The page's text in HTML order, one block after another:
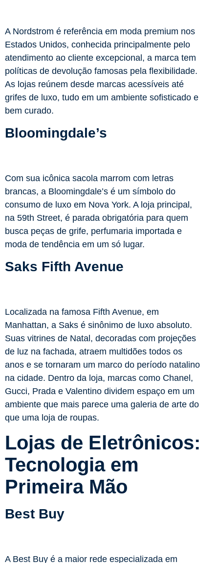
A Nordstrom é referência em moda premium nos
Estados Unidos, conhecida principalmente pelo
atendimento ao cliente excepcional, a marca tem
políticas de devolução famosas pela flexibilidade.
As lojas reúnem desde marcas acessíveis até
grifes de luxo, tudo em um ambiente sofisticado e
bem curado.
Bloomingdale’s
Com sua icônica sacola marrom com letras
brancas, a Bloomingdale’s é um símbolo do
consumo de luxo em Nova York. A loja principal,
na 59th Street, é parada obrigatória para quem
busca peças de grife, perfumaria importada e
moda de tendência em um só lugar.
Saks Fifth Avenue
Localizada na famosa Fifth Avenue, em
Manhattan, a Saks é sinônimo de luxo absoluto.
Suas vitrines de Natal, decoradas com projeções
de luz na fachada, atraem multidões todos os
anos e se tornaram um marco do período natalino
na cidade. Dentro da loja, marcas como Chanel,
Gucci, Prada e Valentino dividem espaço em um
ambiente que mais parece uma galeria de arte do
que uma loja de roupas.
Lojas de Eletrônicos:
Tecnologia em
Primeira Mão
Best Buy
A Best Buy é a maior rede especializada em